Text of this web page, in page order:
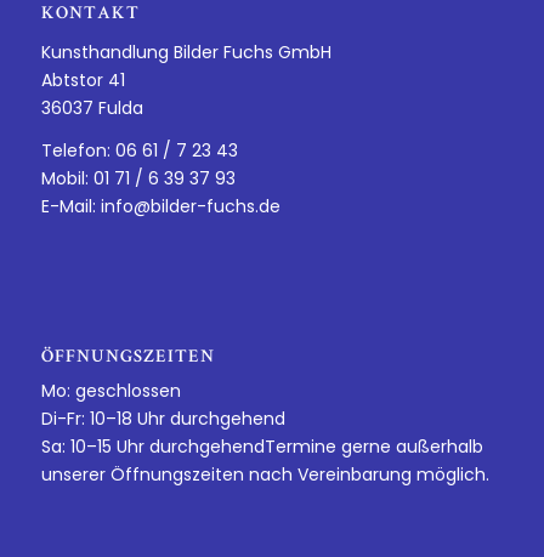
KONTAKT
Kunsthandlung Bilder Fuchs GmbH
Abtstor 41
36037 Fulda
Telefon: 06 61 / 7 23 43
Mobil: 01 71 / 6 39 37 93
E-Mail: info@bilder-fuchs.de
ÖFFNUNGSZEITEN
Mo: geschlossen
Di-Fr: 10–18 Uhr durchgehend
Sa: 10–15 Uhr durchgehendTermine gerne außerhalb
unserer Öffnungszeiten nach Vereinbarung möglich.